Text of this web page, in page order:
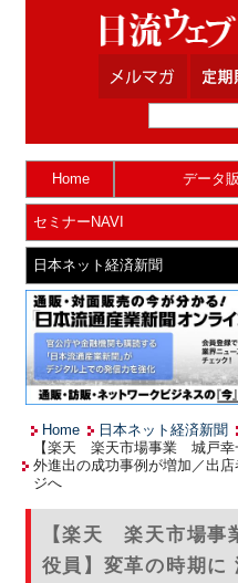
Home データ
セミナーNAVI
日本ネット経済新聞
Home 日本ネット経済新聞
【楽天 楽天市場事業 城戸
外進出の成功事例が増加／出
ジへ
【楽天 楽天市場
役員】変革の時期に